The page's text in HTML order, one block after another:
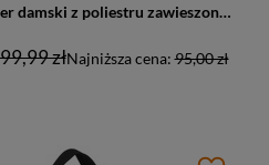
Czarny shopper damski z poliestru zawieszony na wygodnych uchwytach - Rovicky
Najniższa cena:95,00 zł
99,99 zł